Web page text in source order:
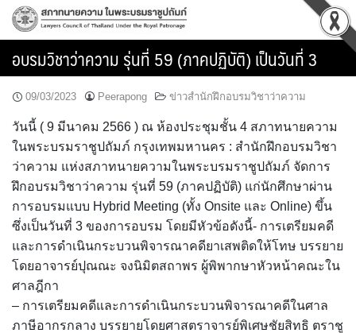
Skip
อบรมวิชาว่าความ รุ่นที่ 59 (ภาคปฏิบัติ) เป็นวันที่ 3
09/03/2023 Peerapong ข่าวสำนักฝึกอบรมวิชาว่าความ
วันนี้ ( 9 มีนาคม 2566 ) ณ ห้องประชุมชั้น 4 สภาทนายความ
ในพระบรมราชูปถัมภ์ กรุงเทพมหานคร : สำนักฝึกอบรมวิชา
ว่าความ แห่งสภาทนายความในพระบรมราชูปถัมภ์ จัดการ
ฝึกอบรมวิชาว่าความ รุ่นที่ 59 (ภาคปฏิบัติ) แก่นักศึกษาผ่าน
การอบรมแบบ Hybrid Meeting (ทั้ง Onsite และ Online) ขึ้น
ซึ่งเป็นวันที่ 3 ของการอบรม โดยมีหัวข้อดังนี้- การเตรียมคดี
และการดำเนินกระบวนพิจารณาคดียาเสพติดให้โทษ บรรยาย
โดยอาจารย์ปุณณะ จงนิมิตสถาพร ผู้พิพากษาหัวหน้าคณะใน
ศาลฎีกา
– การเตรียมคดีและการดำเนินกระบวนพิจารณาคดีในศาล
ภาษีอากรกลาง บรรยายโดยศาสตราจารย์พิเศษชัยสิทธิ ตราชู